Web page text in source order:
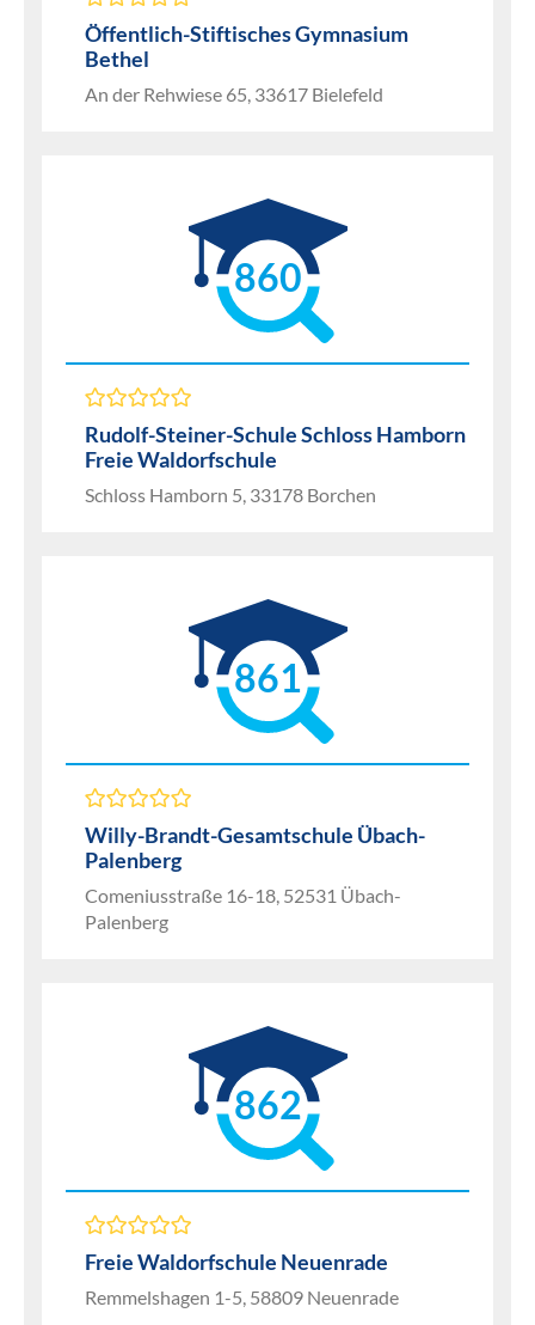
Öffentlich-Stiftisches Gymnasium
Bethel
An der Rehwiese 65, 33617 Bielefeld
860
Rudolf-Steiner-Schule Schloss Hamborn
Freie Waldorfschule
Schloss Hamborn 5, 33178 Borchen
861
Willy-Brandt-Gesamtschule Übach-
Palenberg
Comeniusstraße 16-18, 52531 Übach-
Palenberg
862
Freie Waldorfschule Neuenrade
Remmelshagen 1-5, 58809 Neuenrade